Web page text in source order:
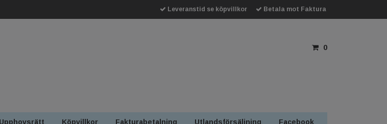
Leveranstid se köpvillkor Betala mot Faktura
0
Upphovsrätt Köpvillkor Fakturabetalning Utlandsförsäljning Facebook